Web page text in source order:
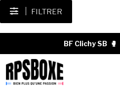
FILTRER
BF Clichy SB 🥊